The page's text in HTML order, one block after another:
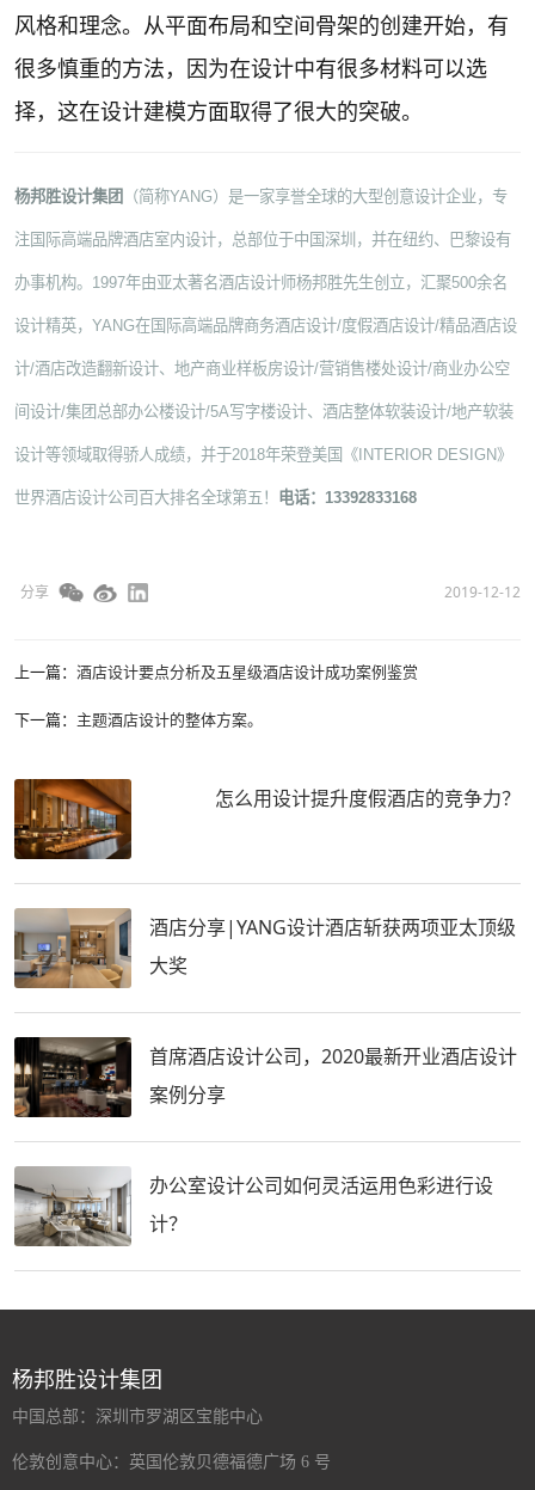
风格和理念。从平面布局和空间骨架的创建开始，有
很多慎重的方法，因为在设计中有很多材料可以选
择，这在设计建模方面取得了很大的突破。
杨邦胜设计集团 （简称YANG）是一家享誉全球的大型创意设计企业，专
注国际高端品牌酒店室内设计，总部位于中国深圳，并在纽约、巴黎设有
办事机构。1997年由亚太著名酒店设计师杨邦胜先生创立，汇聚500余名
设计精英，YANG在国际高端品牌商务酒店设计/度假酒店设计/精品酒店设
计/酒店改造翻新设计、地产商业样板房设计/营销售楼处设计/商业办公空
间设计/集团总部办公楼设计/5A写字楼设计、酒店整体软装设计/地产软装
设计等领域取得骄人成绩，并于2018年荣登美国《INTERIOR DESIGN》
世界酒店设计公司百大排名全球第五！ 电话：13392833168
分享 2019-12-12
上一篇： 酒店设计要点分析及五星级酒店设计成功案例鉴赏
下一篇： 主题酒店设计的整体方案。
怎么用设计提升度假酒店的竞争力？
酒店分享|YANG设计酒店斩获两项亚太顶级
大奖
首席酒店设计公司，2020最新开业酒店设计
案例分享
办公室设计公司如何灵活运用色彩进行设
计？
杨邦胜设计集团
中国总部：深圳市罗湖区宝能中心
伦敦创意中心：英国伦敦贝德福德广场 6 号